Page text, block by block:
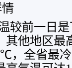
较前一日
其他地区
，全省最